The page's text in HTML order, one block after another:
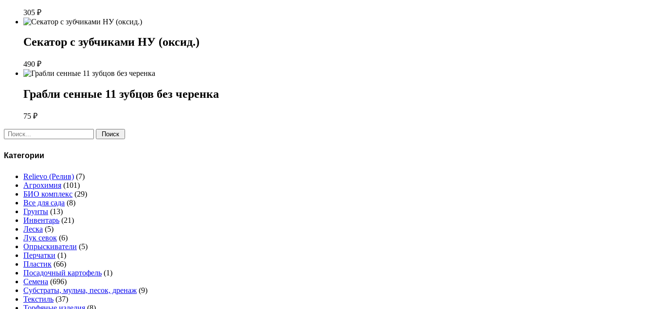
305 ₽
Секатор с зубчиками НУ (оксид.)
490 ₽
Грабли сенные 11 зубцов без черенка
75 ₽
Поиск:
Категории
Relievo (Релив) (7)
Агрохимия (101)
БИО комплекс (29)
Все для сада (8)
Грунты (13)
Инвентарь (21)
Леска (5)
Лук севок (6)
Опрыскиватели (5)
Перчатки (1)
Пластик (66)
Посадочный картофель (1)
Семена (696)
Субстраты, мульча, песок, дренаж (9)
Текстиль (37)